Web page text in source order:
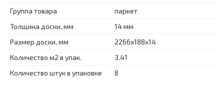
Группа товара
паркет
Толщина доски, мм
14 мм
Размер доски, мм
2266х188х14
Количество м2 в упак.
3.41
Количество штук в упаковке
8